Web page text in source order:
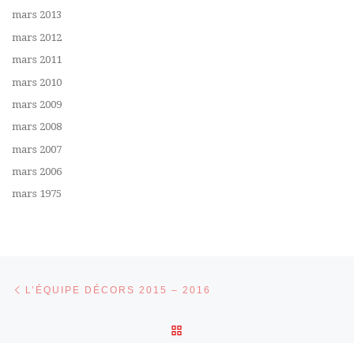
mars 2013
mars 2012
mars 2011
mars 2010
mars 2009
mars 2008
mars 2007
mars 2006
mars 1975
Parcourir les articles
L’ÉQUIPE DÉCORS 2015 – 2016